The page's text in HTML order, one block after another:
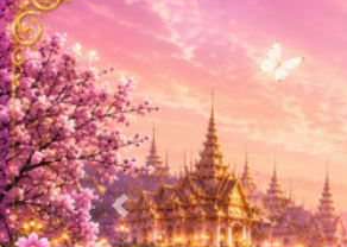
Previous